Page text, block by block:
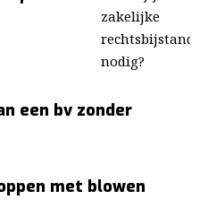
een bv zonder
met blowen